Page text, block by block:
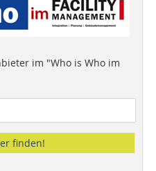
im "Who is Who im
finden!